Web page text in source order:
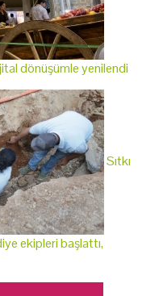
dönüşümle yenilendi
Sıtkı
ekipleri başlattı,